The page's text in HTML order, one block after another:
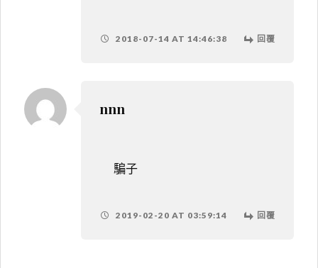
2018-07-14 AT 14:46:38 回覆
nnn
騙子
2019-02-20 AT 03:59:14 回覆